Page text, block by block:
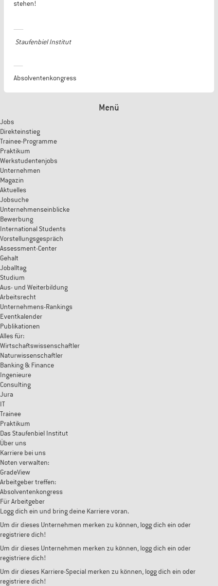
stehen!
Staufenbiel Institut
Absolventenkongress
Menü
Jobs
Direkteinstieg
Trainee-Programme
Praktikum
Werkstudentenjobs
Unternehmen
Magazin
Aktuelles
Jobsuche
Unternehmenseinblicke
Bewerbung
International Students
Vorstellungsgespräch
Assessment-Center
Gehalt
Joballtag
Studium
Aus- und Weiterbildung
Arbeitsrecht
Unternehmens-Rankings
Eventkalender
Publikationen
Alles für:
Wirtschaftswissenschaftler
Naturwissenschaftler
Banking & Finance
Ingenieure
Consulting
Jura
IT
Trainee
Praktikum
Das Staufenbiel Institut
Über uns
Karriere bei uns
Noten verwalten:
GradeView
Arbeitgeber treffen:
Absolventenkongress
Für Arbeitgeber
Logg dich ein und bring deine Karriere voran.
Um dir dieses Unternehmen merken zu können, logg dich ein oder
registriere dich!
Um dir dieses Unternehmen merken zu können, logg dich ein oder
registriere dich!
Um dir dieses Karriere-Special merken zu können, logg dich ein oder
registriere dich!